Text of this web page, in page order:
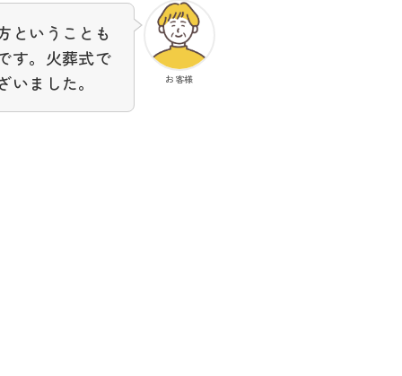
お客様
ということも
す。火葬式で
ました。